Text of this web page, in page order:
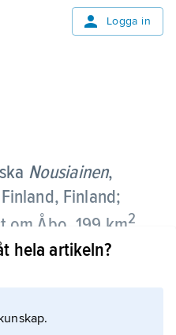
Logga in
Nousiainen,
Finland;
om Åbo, 199 km2
är en gammal
hela artikeln?